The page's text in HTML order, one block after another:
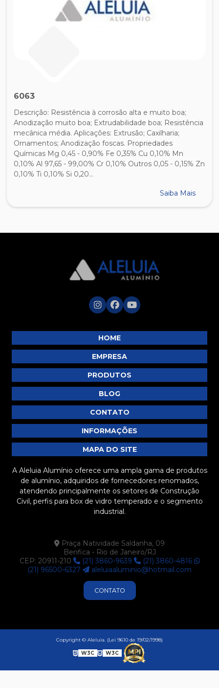
6063
Descrição: Resistência à corrosão alta e muito boa;
Anodização muito boa; Extrudabilidade boa; Resistência
mecânica média. Aplicações: Extrusão; Caxilharia;
Ornamentos; Anodização foscas. Propriedades
Químicas Mg 0,45 - 0,90% Fe 0,35% Cu 0,10% Mn
0,10% Al 97,65 - 99,00% Cr 0,10% Outros 0,05 - 0,15% Zn
0,10% Ti 0,10% Si 0,20...
Saiba Mais
HOME
EMPRESA
PRODUTOS
BLOG
CONTATO
INFORMAÇÕES
MAPA DO SITE
A Aleluia Alumínio oferece uma ampla gama de produtos
de alumínio, adquiridos de fornecedores renomados,
atendendo principalmente os setores de Construção
Civil, perfis para box de vidro temperado e o segmento
industrial.
Praça Natividade Saldanha, 09
Benfica - Rio de Janeiro/RJ
CEP: 20911-210
(21) 3860-9639
(21) 3860-4816
(21) 96500-6327
aleluiaaluminio@hotmail.com
CONTATO
Copyright © Aleluia. (Lei 9610 de 19/02/1998)
W3C W3C